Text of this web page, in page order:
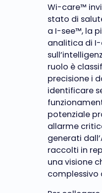
Wi-care™
stato di
a I-see™, la
analitica di
ruolo è
precisione i
identificare
potenziale
allarme
generati
raccolti in
una visione
complessivo